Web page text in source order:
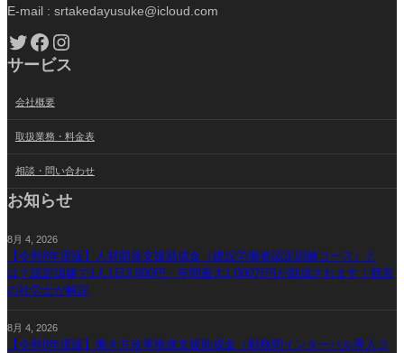
E-mail : srtakedayusuke@icloud.com
Twitter Facebook Instagram
サービス
会社概要
取扱業務・料金表
相談・問い合わせ
お知らせ
8月 4, 2026
【令和8年度版】人材開発支援助成金（建設労働者認定訓練コース）と
は？認定訓練で1人1日3,800円・年間最大1,000万円が助成されます｜西宮
の社労士が解説
8月 4, 2026
【令和8年度版】働き方改革推進支援助成金（勤務間インターバル導入コ